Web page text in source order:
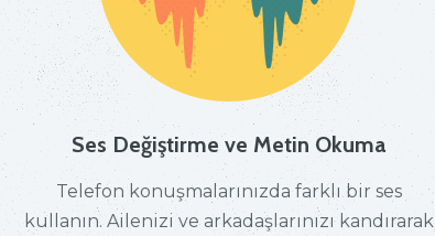
Ses Değiştirme ve Metin Okuma
Telefon konuşmalarınızda farklı bir ses
kullanın. Ailenizi ve arkadaşlarınızı kandırarak